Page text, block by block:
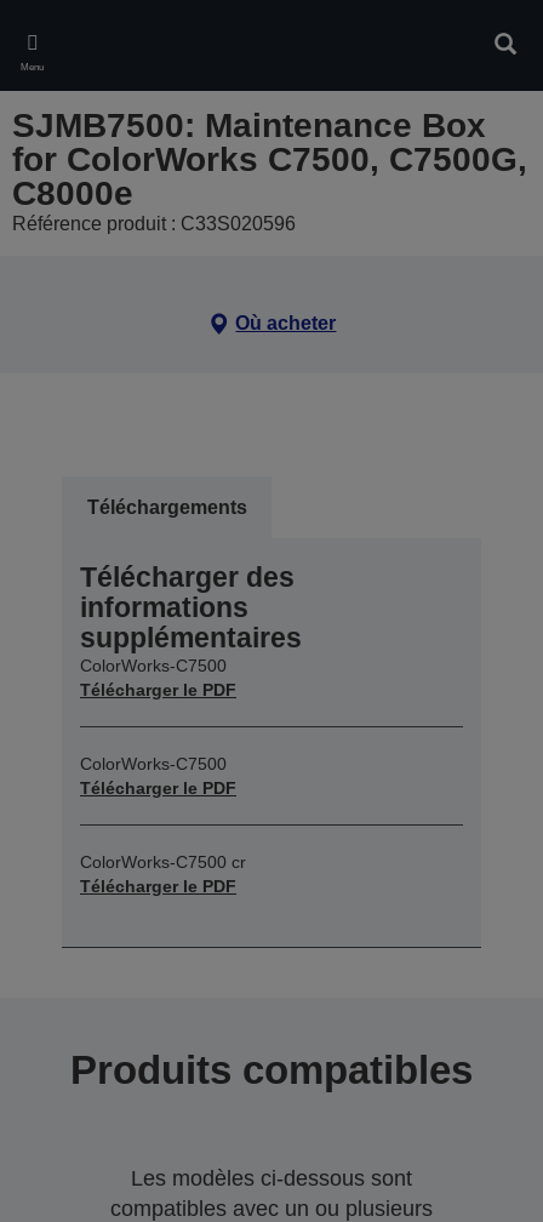
main
content
Menu
SJMB7500: Maintenance Box
for ColorWorks C7500, C7500G,
C8000e
Référence produit : C33S020596
Où acheter
Téléchargements
Télécharger des
informations
supplémentaires
ColorWorks-C7500
Télécharger le PDF
ColorWorks-C7500
Télécharger le PDF
ColorWorks-C7500 cr
Télécharger le PDF
Produits compatibles
Les modèles ci-dessous sont
compatibles avec un ou plusieurs